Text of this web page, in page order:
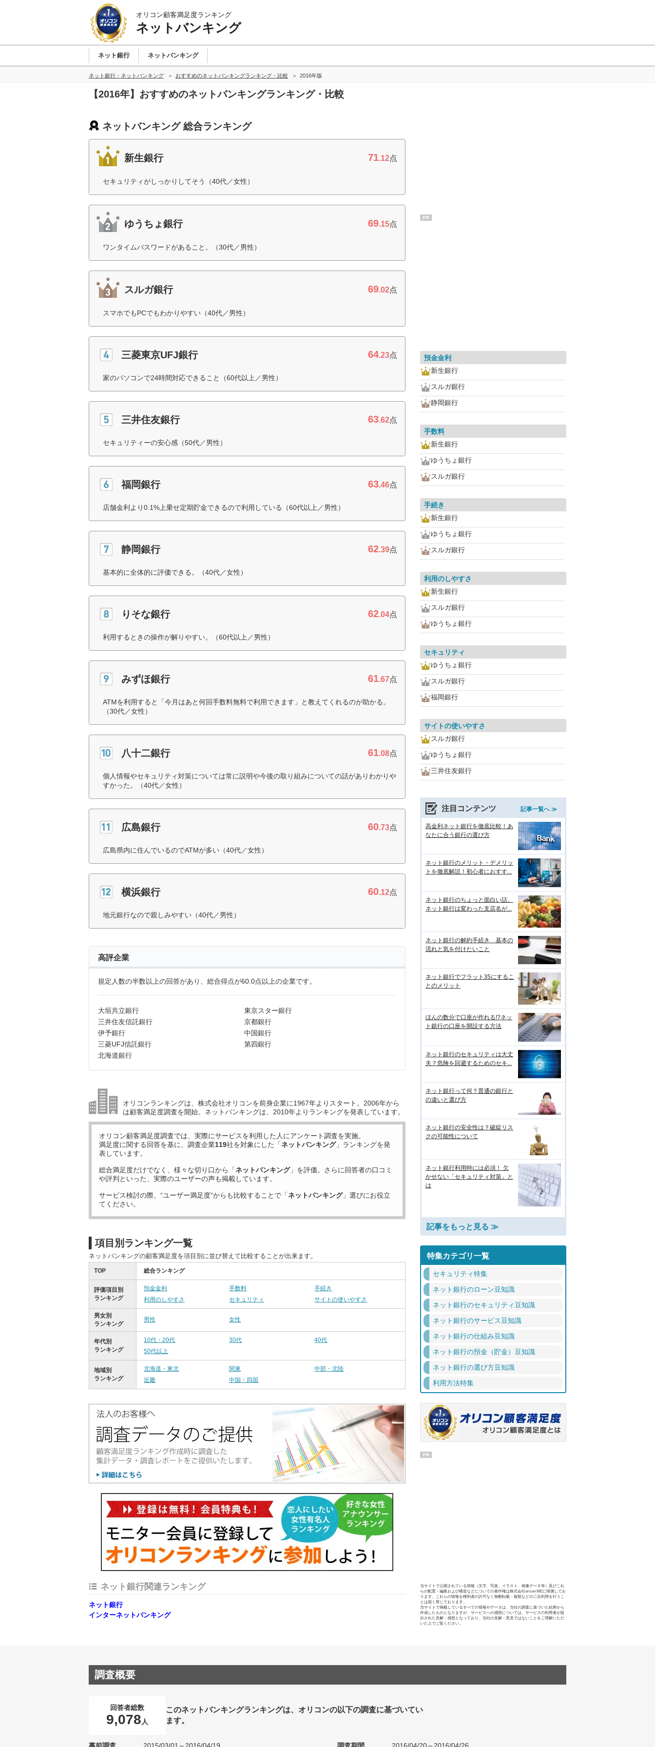
オリコン顧客満足度ランキング
ネットバンキング
ネット銀行 ネットバンキング
ネット銀行・ネットバンキング おすすめのネットバンキングランキング・比較 2016年版
【2016年】おすすめのネットバンキングランキング・比較
ネットバンキング 総合ランキング
新生銀行 71.12点
セキュリティがしっかりしてそう（40代／女性）
ゆうちょ銀行 69.15点
ワンタイムパスワードがあること。（30代／男性）
スルガ銀行 69.02点
スマホでもPCでもわかりやすい（40代／男性）
三菱東京UFJ銀行 64.23点
家のパソコンで24時間対応できること（60代以上／男性）
三井住友銀行 63.62点
セキュリティーの安心感（50代／男性）
福岡銀行 63.46点
店舗金利より0.1%上乗せ定期貯金できるので利用している（60代以上／男性）
静岡銀行 62.39点
基本的に全体的に評価できる。（40代／女性）
りそな銀行 62.04点
利用するときの操作が解りやすい。（60代以上／男性）
みずほ銀行 61.67点
ATMを利用すると「今月はあと何回手数料無料で利用できます」と教えてくれるのが助かる。
（30代／女性）
八十二銀行 61.08点
個人情報やセキュリティ対策については常に説明や今後の取り組みについての話がありわかりや
すかった。（40代／女性）
広島銀行 60.73点
広島県内に住んでいるのでATMが多い（40代／女性）
横浜銀行 60.12点
地元銀行なので親しみやすい（40代／男性）
高評企業
規定人数の半数以上の回答があり、総合得点が60.0点以上の企業です。
大垣共立銀行
東京スター銀行
三井住友信託銀行
京都銀行
伊予銀行
中国銀行
三菱UFJ信託銀行
第四銀行
北海道銀行
オリコンランキングは、株式会社オリコンを前身企業に1967年よりスタート。2006年から
は顧客満足度調査を開始。ネットバンキングは、2010年よりランキングを発表しています。
オリコン顧客満足度調査では、実際にサービスを利用した 人にアンケート調査を実施。
満足度に関する回答を基に、調査企業119社を対象にした「ネットバンキング」ランキングを発
表しています。
総合満足度だけでなく、様々な切り口から「ネットバンキング」を評価。さらに回答者の口コミ
や評判といった、実際のユーザーの声も掲載しています。
サービス検討の際、“ユーザー満足度”からも比較することで「ネットバンキング」選びにお役立
てください。
項目別ランキング一覧
ネットバンキングの顧客満足度を項目別に並び替えて比較することが出来ます。
TOP 総合ランキング
評価項目別
ランキング
預金金利 手数料
手続き
利用のしやすさ
セキュリティ サイトの使いやすさ
男女別
ランキング
男性 女性
年代別
ランキング
10代・20代 30代
40代
50代以上
地域別
ランキング
北海道・東北 関東
中部・北陸
近畿
中国・四国
ネット銀行関連ランキング
ネット銀行
インターネットバンキング
PR
預金金利
新生銀行
スルガ銀行
静岡銀行
手数料
新生銀行
ゆうちょ銀行
スルガ銀行
手続き
新生銀行
ゆうちょ銀行
スルガ銀行
利用のしやすさ
新生銀行
スルガ銀行
ゆうちょ銀行
セキュリティ
ゆうちょ銀行
スルガ銀行
福岡銀行
サイトの使いやすさ
スルガ銀行
ゆうちょ銀行
三井住友銀行
注目コンテンツ 記事一覧へ ≫
高金利ネット銀行を徹底比較！あ
なたに合う銀行の選び方
ネット銀行のメリット・デメリッ
トを徹底解説！初心者におすす...
ネット銀行のちょっと面白い話。
ネット銀行は変わった支店名が...
ネット銀行の解約手続き 基本の
流れと気を付けたいこと
ネット銀行でフラット35にするこ
とのメリット
ほんの数分で口座が作れる!?ネッ
ト銀行の口座を開設する方法
ネット銀行のセキュリティは大丈
夫？危険を回避するためのセキ...
ネット銀行って何？普通の銀行と
の違いと選び方
ネット銀行の安全性は？破綻リス
クの可能性について
ネット銀行利用時には必須！ 欠
かせない「セキュリティ対策」と
は
記事をもっと見る ≫
特集カテゴリ一覧
セキュリティ特集
ネット銀行のローン豆知識
ネット銀行のセキュリティ豆知識
ネット銀行のサービス豆知識
ネット銀行の仕組み豆知識
ネット銀行の預金（貯金）豆知識
ネット銀行の選び方豆知識
利用方法特集
PR
当サイトで公開されている情報（文字、写真、イラスト、画像データ等）及びこれ
らの配置・編集および構造などについての著作権は株式会社oricon MEに帰属してお
ります。これらの情報を権利者の許可なく無断転載・複製などの二次利用を行うこ
とは固く禁じております。
当サイトで掲載しているすべての情報やデータは、当社の調査に基づいた結果から
作成したものとなりますが、サービスへの感想については、サービスの利用者が提
出された見解・感想となっており、当社の見解・意見ではないことをご理解いただ
いた上でご覧ください。
調査概要
回答者総数
9,078 人
このネットバンキングランキングは、オリコンの以下の調査に基づいてい
ます。
事前調査 2015/03/01～2016/04/19 調査期間 2016/04/20～2016/04/26